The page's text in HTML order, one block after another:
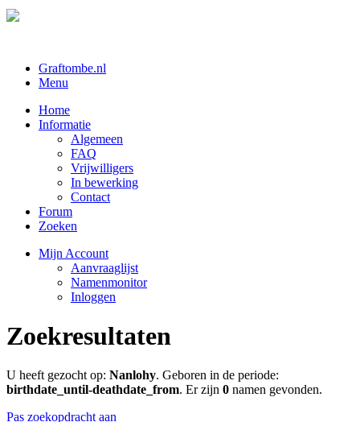
Graftombe.nl
Menu
Home
Informatie
Algemeen
FAQ
Vrijwilligers
In bewerking
Contact
Forum
Zoeken
Mijn Account
Aanvraaglijst
Namenmonitor
Inloggen
Zoekresultaten
U heeft gezocht op: Nanlohy. Geboren in de periode:
birthdate_until-deathdate_from. Er zijn 0 namen gevonden.
Pas zoekopdracht aan